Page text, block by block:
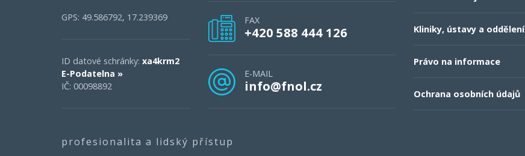
GPS: 49.586792, 17.239369
ID datové schránky: xa4krm2
E-Podatelna »
IČ: 00098892
FAX
+420 588 444 126
E-MAIL
info@fnol.cz
Kliniky, ústavy a oddělení
Právo na informace
Ochrana osobních údajů
profesionalita a lidský přístup